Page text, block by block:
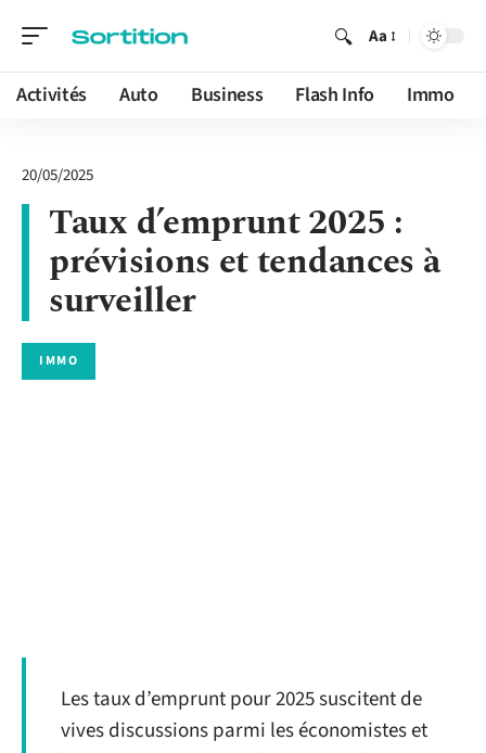
Aa
Activités Auto Business Flash Info Immo
20/05/2025
Taux d’emprunt 2025 :
prévisions et tendances à
surveiller
IMMO
Les taux d’emprunt pour 2025 suscitent de
vives discussions parmi les économistes et